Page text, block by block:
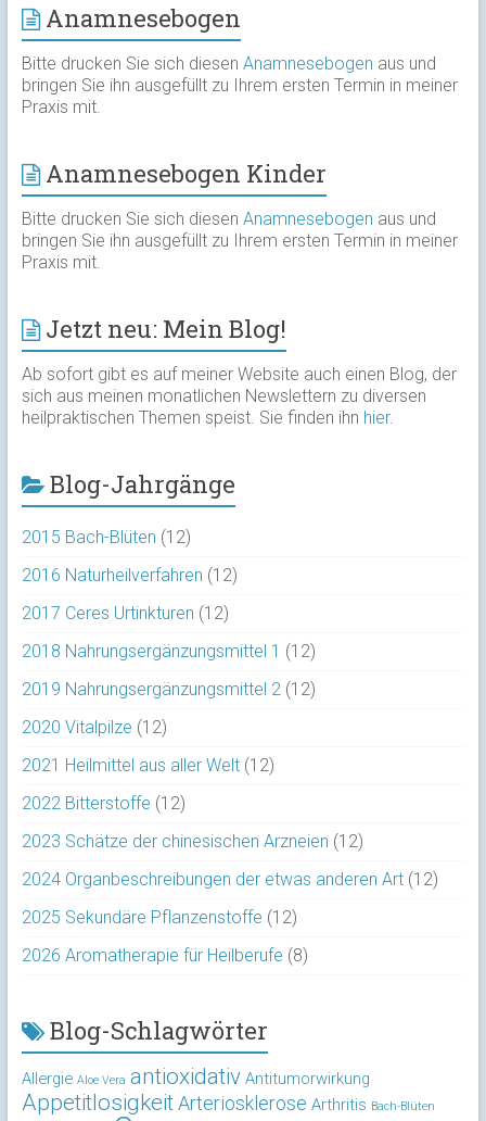
Anamnesebogen
Bitte drucken Sie sich diesen Anamnesebogen aus und
bringen Sie ihn ausgefüllt zu Ihrem ersten Termin in meiner
Praxis mit.
Anamnesebogen Kinder
Bitte drucken Sie sich diesen Anamnesebogen aus und
bringen Sie ihn ausgefüllt zu Ihrem ersten Termin in meiner
Praxis mit.
Jetzt neu: Mein Blog!
Ab sofort gibt es auf meiner Website auch einen Blog, der
sich aus meinen monatlichen Newslettern zu diversen
heilpraktischen Themen speist. Sie finden ihn hier.
Blog-Jahrgänge
2015 Bach-Blüten (12)
2016 Naturheilverfahren (12)
2017 Ceres Urtinkturen (12)
2018 Nahrungsergänzungsmittel 1 (12)
2019 Nahrungsergänzungsmittel 2 (12)
2020 Vitalpilze (12)
2021 Heilmittel aus aller Welt(12)
2022 Bitterstoffe (12)
2023 Schätze der chinesischen Arzneien (12)
2024 Organbeschreibungen der etwas anderen Art(12)
2025 Sekundäre Pflanzenstoffe (12)
2026 Aromatherapie für Heilberufe (8)
Blog-Schlagwörter
Allergie Aloe Vera antioxidativ Antitumorwirkung
Appetitlosigkeit Arteriosklerose Arthritis Bach-Blüten